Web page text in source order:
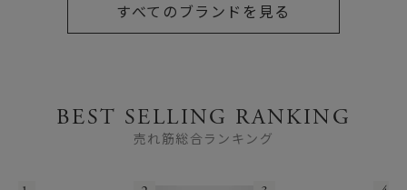
すべてのブランドを見る
BEST SELLING RANKING
売れ筋総合ランキング